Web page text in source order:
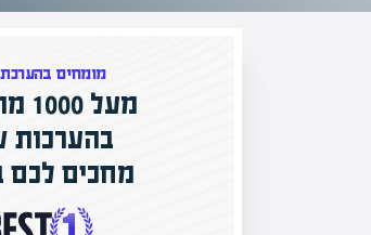
המובילים בישראל
שלך מעבר לפינה!
מומחים בהערכת
מעל 1000 מומחים
בהערכות
מחכים לכם